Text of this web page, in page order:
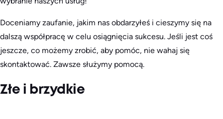
Doceniamy zaufanie, jakim nas obdarzyłeś i cieszymy się na
dalszą współpracę w celu osiągnięcia sukcesu. Jeśli jest coś
jeszcze, co możemy zrobić, aby pomóc, nie wahaj się
skontaktować. Zawsze służymy pomocą.
Złe i brzydkie